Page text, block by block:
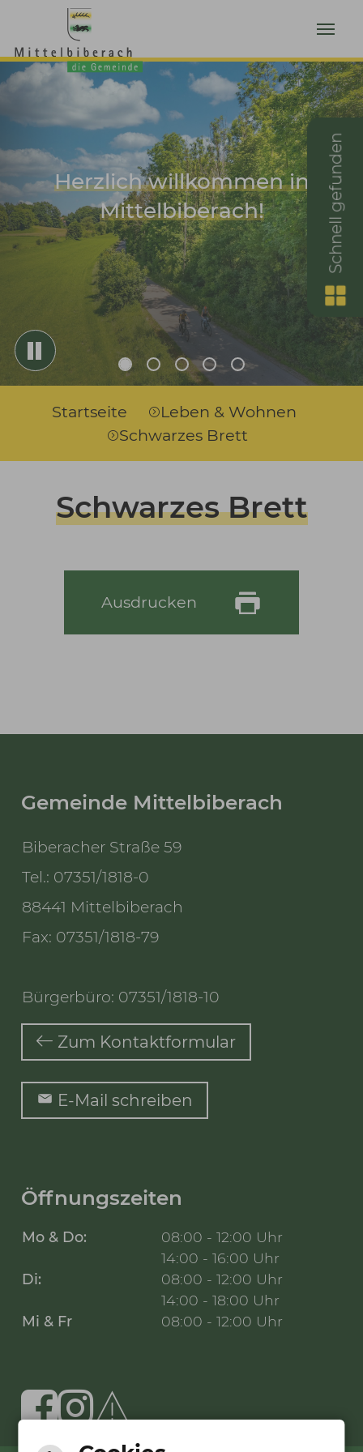
Zum Hauptinhalt springen
Herzlich willkommen in
Mittelbiberach!
Schnell gefunden
Startseite
Leben & Wohnen
Schwarzes Brett
Schwarzes Brett
Ausdrucken
Gemeinde Mittelbiberach
Biberacher Straße 59
Tel.: 07351/1818-0
88441 Mittelbiberach
Fax: 07351/1818-79
Bürgerbüro: 07351/1818-10
Zum Kontaktformular
E-Mail schreiben
Öffnungszeiten
Mo & Do:
08:00 - 12:00 Uhr
14:00 - 16:00 Uhr
Di:
08:00 - 12:00 Uhr
14:00 - 18:00 Uhr
Mi & Fr
08:00 - 12:00 Uhr